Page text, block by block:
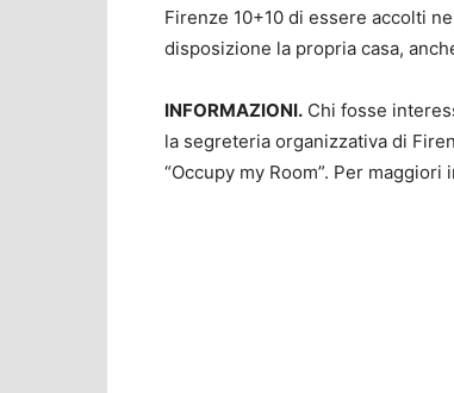
Firenze 10+10 di essere accolti
disposizione la propria casa,
INFORMAZIONI. Chi fosse
la segreteria organizzativa di
“Occupy my Room”. Per